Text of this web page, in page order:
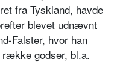
fra Tyskland, havde
blevet udnævnt
Falster, hvor han
godser, bl.a.